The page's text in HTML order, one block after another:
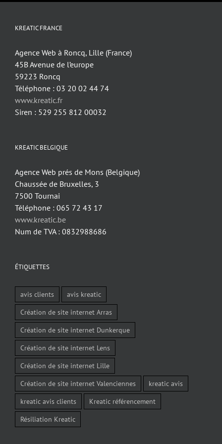
KREATIC FRANCE
Agence Web à Roncq, Lille (France)
45B Avenue de l’europe
59223 Roncq
Téléphone : 03 20 02 44 74
www.kreatic.fr
Siren : 529 255 812 00032
KREATIC BELGIQUE
Agence Web prés de Mons (Belgique)
Chaussée de Bruxelles, 3
7500 Tournai
Téléphone : 065 72 43 17
www.kreatic.be
Num de TVA : 0832988686
ÉTIQUETTES
avis clients
avis kreatic
Création de site internet Arras
Création de site internet Dunkerque
Création de site internet Lens
Création de site internet Lille
Création de site internet Valenciennes
kreatic avis
kreatic avis clients
Kreatic référencement
Résiliation Kreatic